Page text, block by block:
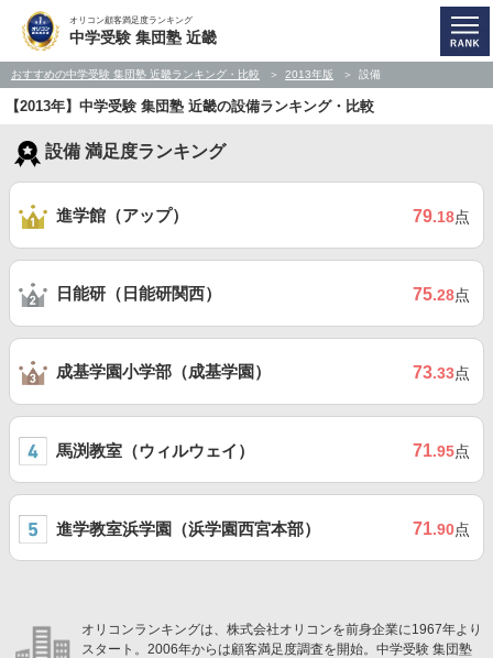
オリコン顧客満足度ランキング
中学受験 集団塾 近畿
おすすめの中学受験 集団塾 近畿ランキング・比較 2013年版 設備
【2013年】中学受験 集団塾 近畿の設備ランキング・比較
設備 満足度ランキング
進学館（アップ） 79.18点
日能研（日能研関西） 75.28点
成基学園小学部（成基学園） 73.33点
馬渕教室（ウィルウェイ） 71.95点
進学教室浜学園（浜学園西宮本部） 71.90点
オリコンランキングは、株式会社オリコンを前身企業に1967年より
スタート。2006年からは顧客満足度調査を開始。中学受験 集団塾